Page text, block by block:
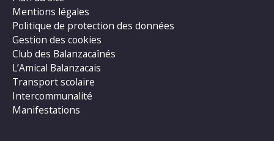
Mentions légales
Politique de protection des données
Gestion des cookies
Club des Balanzacaînés
L’Amical Balanzacais
Transport scolaire
Intercommunalité
Manifestations